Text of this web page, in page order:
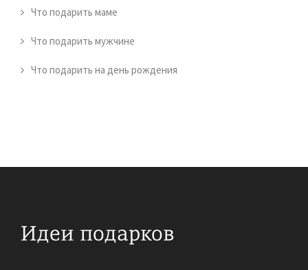
Что подарить маме
Что подарить мужчине
Что подарить на день рождения